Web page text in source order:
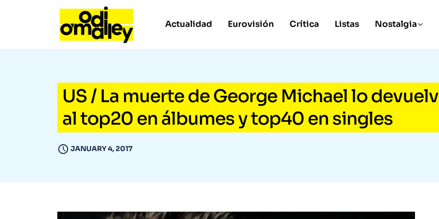
Actualidad Eurovisión Crítica Listas Nostalgia
US / La muerte de George Michael lo
al top20 en álbumes y top40 en singles
JANUARY 4, 2017